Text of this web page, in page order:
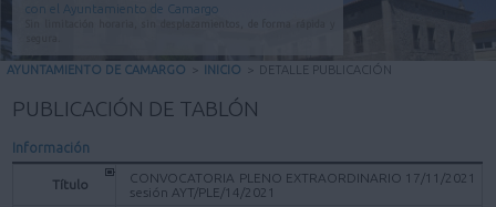
CARPETA CIUDADANA
VALIDACIÓN DE DOCUMENTOS
con el Ayuntamiento de Camargo
AYUNTAMIENTO DE CAMARGO > INICIO > DETALLE PUBLICACIÓN
PUBLICACIÓN DE TABLÓN
Información
Título
CONVOCATORIA PLENO EXTRAORDINARIO 17/11/2021
sesión AYT/PLE/14/2021